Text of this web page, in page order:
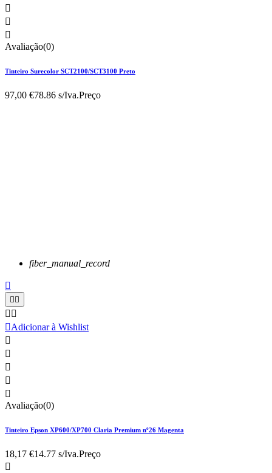



Avaliação(0)
Tinteiro Surecolor SCT2100/SCT3100 Preto
97,00 €78.86 s/Iva.Preço
fiber_manual_record


 
Adicionar à Wishlist





Avaliação(0)
Tinteiro Epson XP600/XP700 Claria Premium nº26 Magenta
18,17 €14.77 s/Iva.Preço
